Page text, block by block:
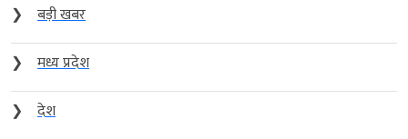
❯
बड़ी खबर
❯
मध्य प्रदेश
❯
देश